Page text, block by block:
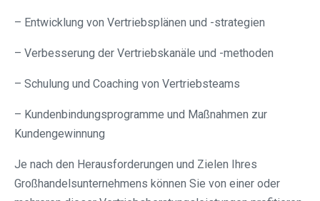
– Entwicklung von Vertriebsplänen und -strategien
– Verbesserung der Vertriebskanäle und -methoden
– Schulung und Coaching von Vertriebsteams
– Kundenbindungsprogramme und Maßnahmen zur
Kundengewinnung
Je nach den Herausforderungen und Zielen Ihres
Großhandelsunternehmens können Sie von einer oder